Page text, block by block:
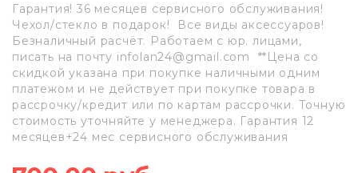
Гарантия! 36 месяцев сервисного обслуживания!
Чехол/стекло в подарок! Все виды аксессуаров!
Безналичный расчёт. Работаем с юр. лицами,
писать на почту infolan24@gmail.com **Цена со
скидкой указана при покупке наличными одним
платежом и не действует при покупке товара в
рассрочку/кредит или по картам рассрочки. Точную
стоимость уточняйте у менеджера. Гарантия 12
месяцев+24 мес сервисного обслуживания